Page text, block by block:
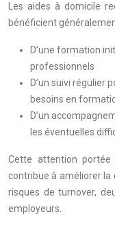
Les aides à domicile
bénéficient
D’une formation
professionnels
D’un suivi régulier
besoins en
D’un
les éventuelles
Cette attention
contribue à améliorer la
risques de turnover,
employeurs.